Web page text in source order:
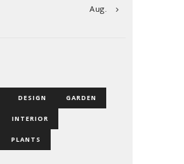
Aug. »
DESIGN GARDEN
INTERIOR
PLANTS